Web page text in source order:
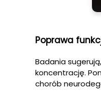
Poprawa
Badania
koncentrację.
chorób